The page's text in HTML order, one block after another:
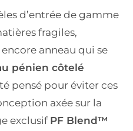
d’entrée de gamme
fragiles,
anneau qui se
pénien côtelé
pensé pour éviter ces
axée sur la
exclusif PF Blend™